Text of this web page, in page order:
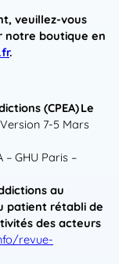
veuillez-vous
notre boutique en
.
(CPEA) Le
Version 7-5 Mars
– GHU Paris –
au
patient rétabli de
des acteurs
revue-